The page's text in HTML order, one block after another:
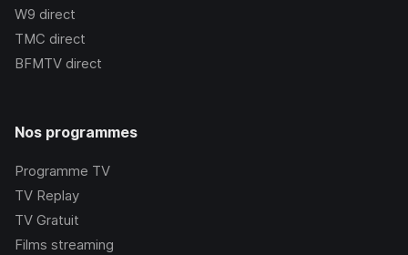
W9 direct
TMC direct
BFMTV direct
Nos programmes
Programme TV
TV Replay
TV Gratuit
Films streaming